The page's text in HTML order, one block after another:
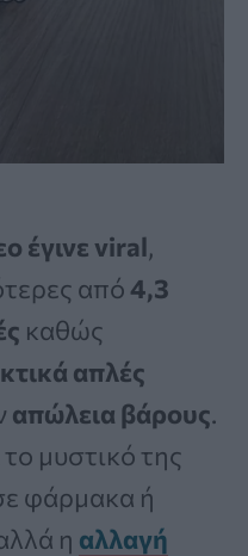
έγινε viral,
από 4,3
καθώς
απλές
απώλεια βάρους.
μυστικό της
φάρμακα ή
η αλλαγή